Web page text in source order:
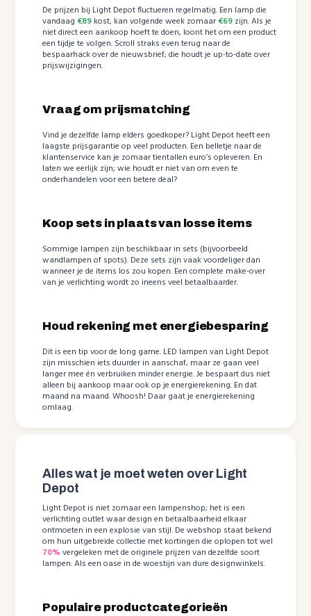
De prijzen bij Light Depot fluctueren regelmatig. Een lamp die
vandaag€89 kost, kan volgende week zomaar€69 zijn. Als je
niet direct een aankoop hoeft te doen, loont het om een product
een tijdje te volgen. Scroll straks even terug naar de
bespaarhack over de nieuwsbrief; die houdt je up-to-date over
prijswijzigingen.
Vraag om prijsmatching
Vind je dezelfde lamp elders goedkoper? Light Depot heeft een
laagste prijsgarantie op veel producten. Een belletje naar de
klantenservice kan je zomaar tientallen euro’s opleveren. En
laten we eerlijk zijn; wie houdt er niet van om even te
onderhandelen voor een betere deal?
Koop sets in plaats van losse items
Sommige lampen zijn beschikbaar in sets (bijvoorbeeld
wandlampen of spots). Deze sets zijn vaak voordeliger dan
wanneer je de items los zou kopen. Een complete make-over
van je verlichting wordt zo ineens veel betaalbaarder.
Houd rekening met energiebesparing
Dit is een tip voor de long game. LED lampen van Light Depot
zijn misschien iets duurder in aanschaf, maar ze gaan veel
langer mee én verbruiken minder energie. Je bespaart dus niet
alleen bij aankoop maar ook op je energierekening. En dat
maand na maand. Whoosh! Daar gaat je energierekening
omlaag.
Alles wat je moet weten over Light
Depot
Light Depot is niet zomaar een lampenshop; het is een
verlichting outlet waar design en betaalbaarheid elkaar
ontmoeten in een explosie van stijl. De webshop staat bekend
om hun uitgebreide collectie met kortingen die oplopen tot wel
70% vergeleken met de originele prijzen van dezelfde soort
lampen. Als een oase in de woestijn van dure designwinkels.
Populaire productcategorieën